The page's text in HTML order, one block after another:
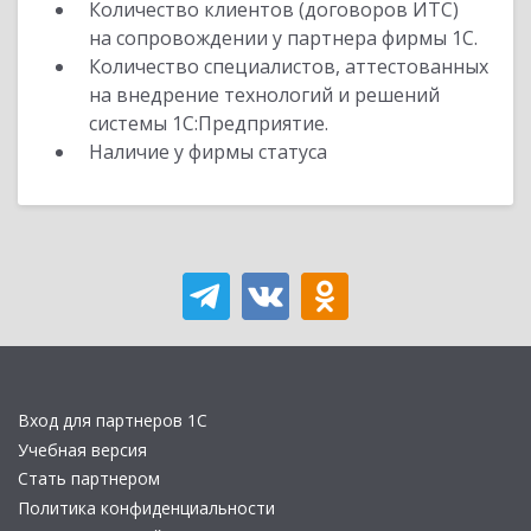
Количество клиентов (договоров ИТС)
на сопровождении у партнера фирмы 1С.
Количество специалистов, аттестованных
на внедрение технологий и решений
системы 1С:Предприятие.
Наличие у фирмы статуса
Вход для партнеров 1С
Учебная версия
Стать партнером
Политика конфиденциальности